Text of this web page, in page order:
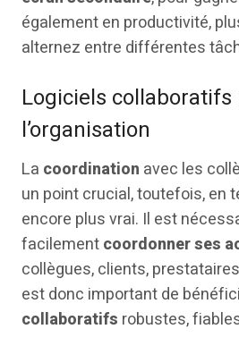
également en productivité,
alternez entre différentes
Logiciels collaboratifs
l’organisation
La coordination avec les
un point crucial, toutefois, en
encore plus vrai. Il est
facilementcoordonner ses
collègues, clients,
est donc important de
collaboratifs robustes,